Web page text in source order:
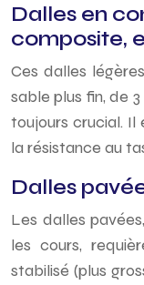
Dalles en
composite,
Ces dalles
sable plus fin, de
toujours crucial.
la résistance au
Dalles
Les dalles
les cours,
stabilisé (plus